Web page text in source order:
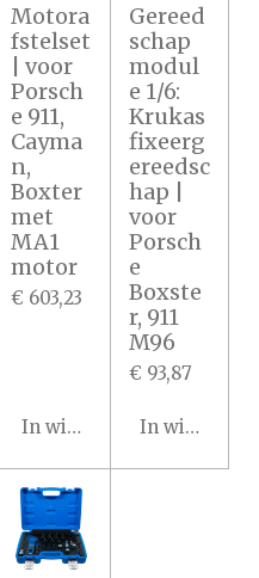
Motora
fstelset
| voor
Porsch
e 911,
Cayma
n,
Boxter
met
MA1
motor
€ 603,23
In winkelwagen
Gereed
schap
modul
e 1/6:
Krukas
fixeerg
ereedsc
hap |
voor
Porsch
e
Boxste
r, 911
M96
€ 93,87
In